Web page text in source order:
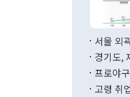
서울 외
경기도,
프로야
고령 취